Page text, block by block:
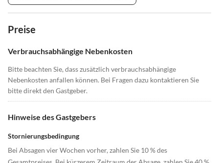
Preise
Verbrauchsabhängige Nebenkosten
Bitte beachten Sie, dass zusätzlich verbrauchsabhängige
Nebenkosten anfallen können. Bei Fragen dazu kontaktieren Sie
bitte direkt den Gastgeber.
Hinweise des Gastgebers
Stornierungsbedingung
Bei Absagen vier Wochen vorher, zahlen Sie 10 % des